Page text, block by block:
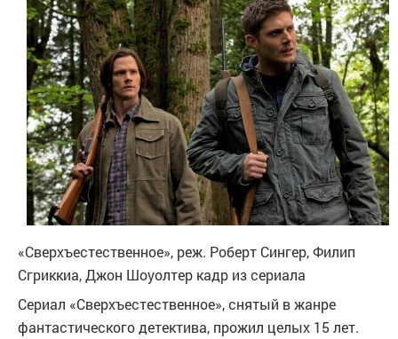
«Сверхъестественное», реж. Роберт Сингер, Филип
Сгриккиа, Джон Шоуолтер кадр из сериала
Сериал «Сверхъестественное», снятый в жанре
фантастического детектива, прожил целых 15 лет.